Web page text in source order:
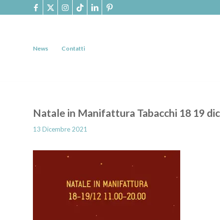
News Contatti
Natale in Manifattura Tabacchi 18 19
13 Dicembre 2021